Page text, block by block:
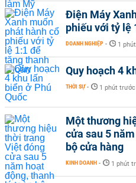
Điện Máy
phiếu với tỷ lệ
DOANH NGHIỆP - 1
Quy hoạch 4
THỜI SỰ - 1 phút trước
Một thương
cửa sau 5
bộ cửa hàng
KINH DOANH - 1 phút